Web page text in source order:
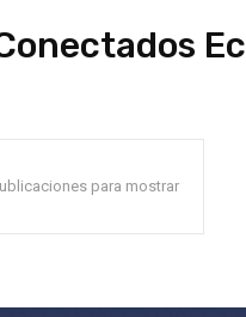
Ec
para mostrar